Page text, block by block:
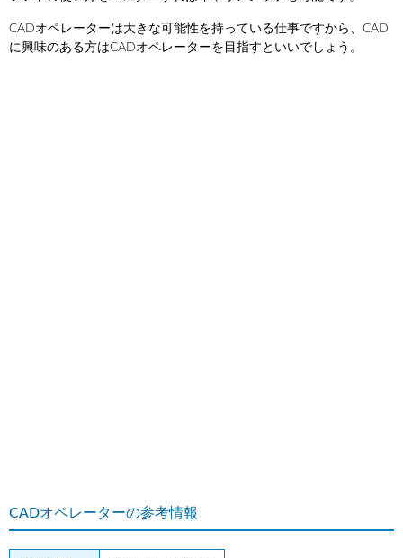
CADオペレーターは大きな可能性を持っている仕事ですから、CAD
に興味のある方はCADオペレーターを目指すといいでしょう。
CADオペレーターの参考情報